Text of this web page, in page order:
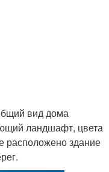
вид дома
ландшафт, цвета
расположено здание